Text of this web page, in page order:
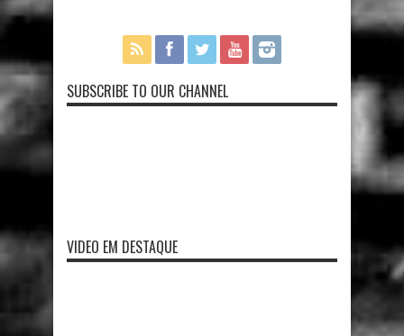
SUBSCRIBE TO OUR CHANNEL
VIDEO EM DESTAQUE